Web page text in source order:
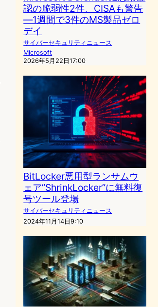
認の脆弱性2件、CISAも警告
―1週間で3件のMS製品ゼロ
デイ
サイバーセキュリティニュース
Microsoft
2026年5月22日17:00
BitLocker悪用型ランサムウ
ェア”ShrinkLocker”に無料復
号ツール登場
サイバーセキュリティニュース
2024年11月14日9:10